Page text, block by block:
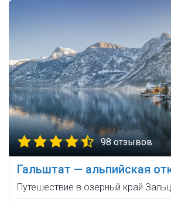
98 отзывов
Гальштат — альпийская
Путешествие в озерный край